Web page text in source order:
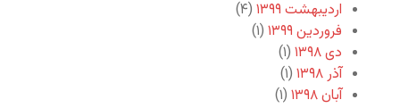
اردیبهشت ۱۳۹۹
(۴)
فروردین ۱۳۹۹
(۱)
دی ۱۳۹۸
(۱)
آذر ۱۳۹۸
(۱)
آبان ۱۳۹۸
(۱)